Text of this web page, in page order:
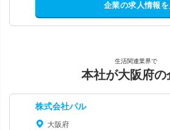
企業の求人情報
生活関連業界で
本社が大阪府の
株式会社パル
大阪府